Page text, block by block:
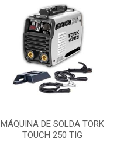
MÁQUINA DE SOLDA TORK
TOUCH 250 TIG